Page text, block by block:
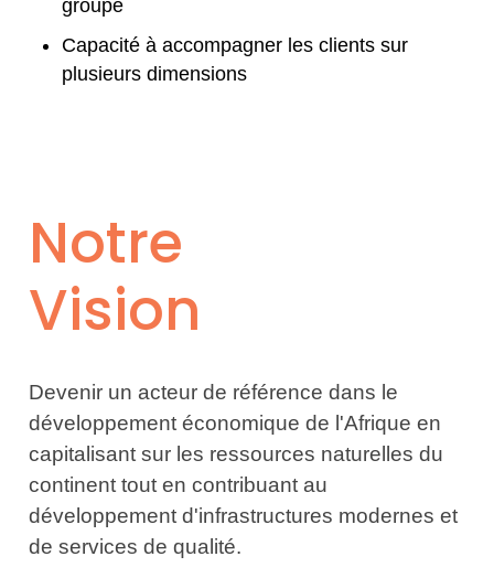
groupe
Capacité à accompagner les clients sur
plusieurs dimensions
Notre
Vision
Devenir un acteur de référence dans le
développement économique de l'Afrique en
capitalisant sur les ressources naturelles du
continent tout en contribuant au
développement d'infrastructures modernes et
de services de qualité.